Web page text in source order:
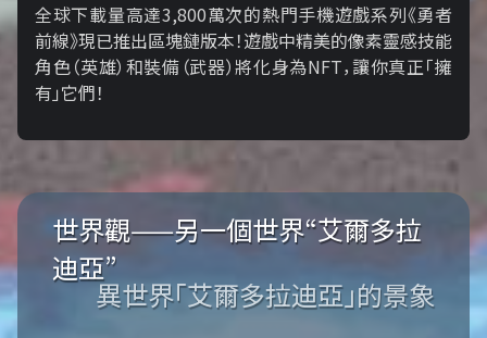
全球下載量高達3,800萬次的熱門手機遊戲系列《勇者
前線》現已推出區塊鏈版本！遊戲中精美的像素靈感技能
角色（英雄）和裝備（武器）將化身為NFT，讓你真正「擁​​
有」它們！
世界觀——另一個世界“艾爾多拉
迪亞”
異世界「艾爾多拉迪亞」的景象